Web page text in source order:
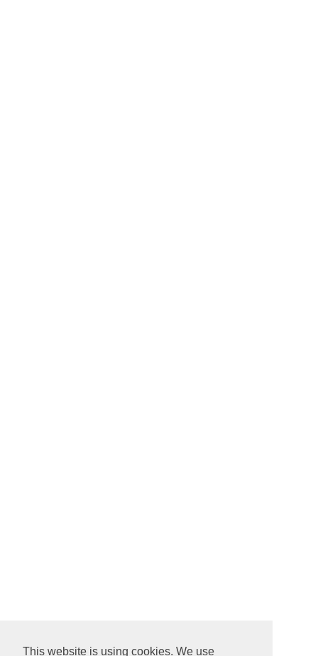
This website is using cookies. We use